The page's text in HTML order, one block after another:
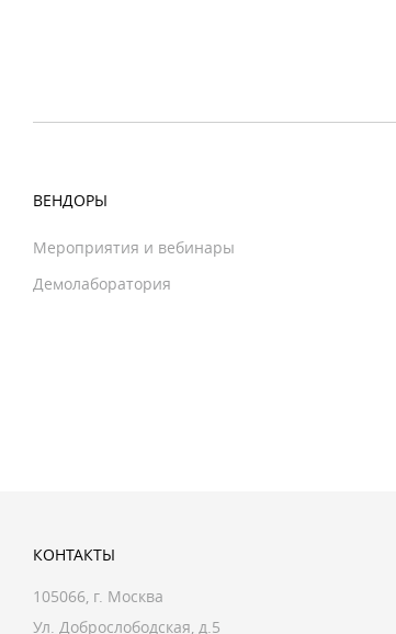
ВЕНДОРЫ
Мероприятия и вебинары
Демолаборатория
КОНТАКТЫ
105066, г. Москва
Ул. Доброслободская, д.5